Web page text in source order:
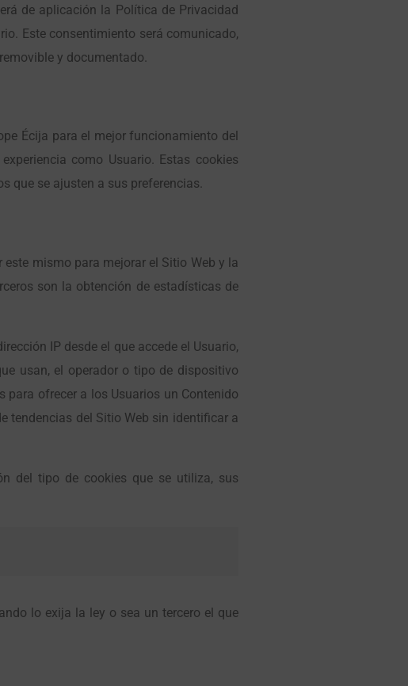
de aplicación la Política de Privacidad
Este consentimiento será comunicado,
y documentado.
Écija para el mejor funcionamiento del
como Usuario. Estas cookies
que se ajusten a sus preferencias.
mismo para mejorar el Sitio Web y la
son la obtención de estadísticas de
IP desde el que accede el Usuario,
usan, el operador o tipo de dispositivo
para ofrecer a los Usuarios un Contenido
tendencias del Sitio Web sin identificar a
del tipo de cookies que se utiliza, sus
lo exija la ley o sea un tercero el que